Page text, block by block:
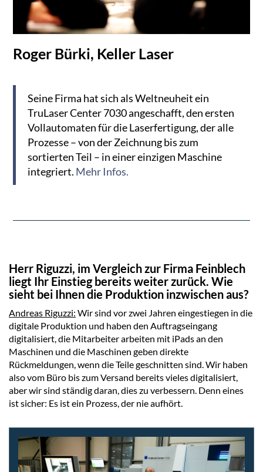
Roger Bürki, Keller Laser
Seine Firma hat sich als Weltneuheit ein
TruLaser Center 7030 angeschafft, den ersten
Vollautomaten für die Laserfertigung, der alle
Prozesse – von der Zeichnung bis zum
sortierten Teil – in einer einzigen Maschine
integriert. Mehr Infos.
Herr Riguzzi, im Vergleich zur Firma Feinblech
liegt Ihr Einstieg bereits weiter zurück. Wie
sieht bei Ihnen die Produktion inzwischen aus?
Andreas Riguzzi: Wir sind vor zwei Jahren eingestiegen in die
digitale Produktion und haben den Auftragseingang
digitalisiert, die Mitarbeiter arbeiten mit iPads an den
Maschinen und die Maschinen geben direkte
Rückmeldungen, wenn die Teile geschnitten sind. Wir haben
also vom Büro bis zum Versand bereits vieles digitalisiert,
aber wir sind ständig daran, dies zu verbessern. Denn eines
ist sicher: Es ist ein Prozess, der nie aufhört.